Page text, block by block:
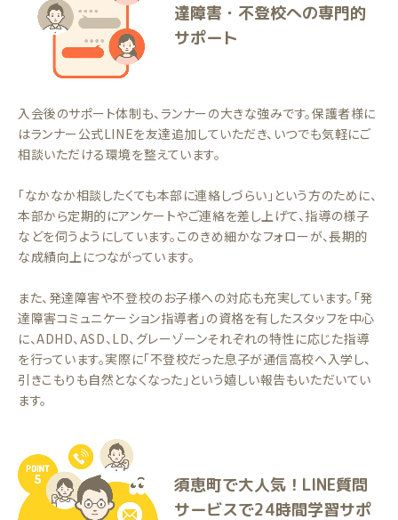
達障害・不登校への専門的
サポート
入会後のサポート体制も、ランナーの大きな強みです。保護者様に
はランナー公式LINEを友達追加していただき、いつでも気軽にご
相談いただける環境を整えています。
「なかなか相談したくても本部に連絡しづらい」という方のために、
本部から定期的にアンケートやご連絡を差し上げて、指導の様子
などを伺うようにしています。このきめ細かなフォローが、長期的
な成績向上につながっています。
また、発達障害や不登校のお子様への対応も充実しています。「発
達障害コミュニケーション指導者」の資格を有したスタッフを中心
に、ADHD、ASD、LD、グレーゾーンそれぞれの特性に応じた指導
を行っています。実際に「不登校だった息子が通信高校へ入学し、
引きこもりも自然となくなった」という嬉しい報告もいただいてい
ます。
須恵町で大人気！LINE質問
サービスで24時間学習サポ